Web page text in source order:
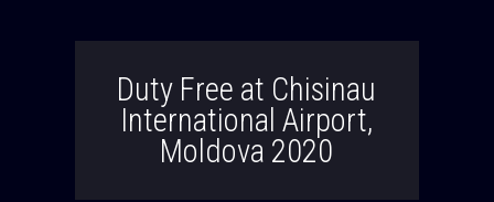
Duty Free at Chisinau
International Airport,
Moldova 2020